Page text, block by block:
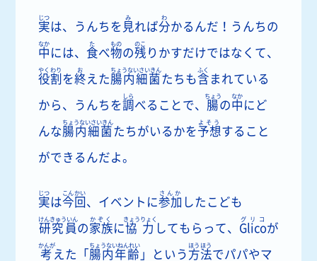
実
じつ
は、うんちを 見
み
れば分
わ
かるんだ！うんちの
中
なか
には、 食
た
べ物
もの
の残
のこ
りかすだけではなくて、
役割
やくわり
を終
お
えた腸内細菌
ちょうないさいきん
たちも含
ふく
まれている
から、うんちを調
しら
べることで、 腸
ちょう
の中
なか
にど
んな腸内細菌
ちょうないさいきん
たちがいるかを予想
よそう
すること
ができるんだよ。
実
じつ
は今回
こんかい
、イベントに参加
さんか
したこども
研究員
けんきゅういん
の家族
かぞく
に協力
きょうりょく
してもらって、 Glico
グリコ
が
考
かんが
えた「 腸内年齢
ちょうないねんれい
」という 方法
ほうほう
でパパやマ